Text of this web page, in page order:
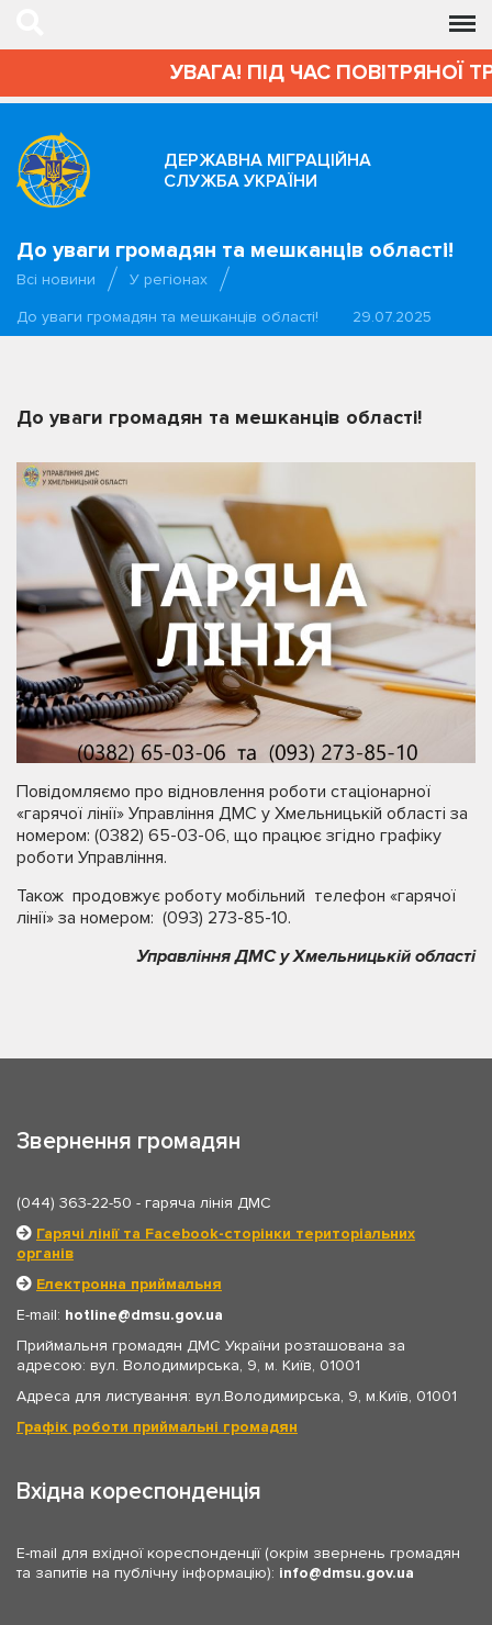
УВАГА! ПІД ЧАС ПОВІТРЯНОЇ
ДЕРЖАВНА МІГРАЦІЙНА
СЛУЖБА УКРАЇНИ
До уваги громадян та мешканців області!
Всі новини
У регіонах
До уваги громадян та мешканців області!
29.07.2025
До уваги громадян та мешканців області!
Повідомляємо про відновлення роботи стаціонарної
«гарячої лінії» Управління ДМС у Хмельницькій області за
номером: (0382) 65-03-06, що працює згідно графіку
роботи Управління.
Також продовжує роботу мобільний телефон «гарячої
лінії» за номером: (093) 273-85-10.
Управління ДМС у Хмельницькій області
Звернення громадян
(044) 363-22-50 - гаряча лінія ДМС
Гарячі лінії та Facebook-сторінки територіальних
органів
Електронна приймальня
E-mail: hotline
dmsu.gov.ua
Приймальня громадян ДМС України розташована за
адресою: вул. Володимирська, 9, м. Київ, 01001
Адреса для листування: вул.Володимирська, 9, м.Київ, 01001
Графік роботи приймальні громадян
Вхідна кореспонденція
E-mail для вхідної кореспонденції (окрім звернень громадян
та запитів на публічну інформацію): info dmsu.gov.ua